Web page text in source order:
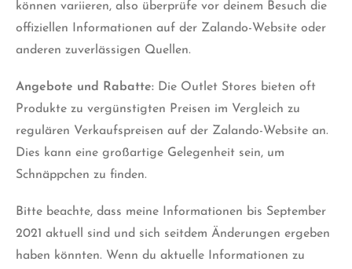
können variieren, also überprüfe vor deinem Besuch die
offiziellen Informationen auf der Zalando-Website oder
anderen zuverlässigen Quellen.
Angebote und Rabatte: Die Outlet Stores bieten oft
Produkte zu vergünstigten Preisen im Vergleich zu
regulären Verkaufspreisen auf der Zalando-Website an.
Dies kann eine großartige Gelegenheit sein, um
Schnäppchen zu finden.
Bitte beachte, dass meine Informationen bis September
2021 aktuell sind und sich seitdem Änderungen ergeben
haben könnten. Wenn du aktuelle Informationen zu